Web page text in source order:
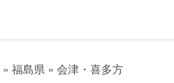
» 福島県» 会津・喜多方